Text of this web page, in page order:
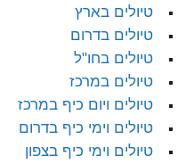
טיולים בארץ
טיולים בדרום
טיולים בחו"ל
טיולים במרכז
טיולים ויום כיף במרכז
טיולים וימי כיף בדרום
טיולים וימי כיף בצפון